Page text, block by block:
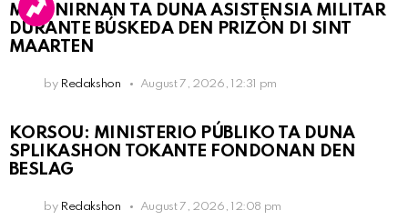
MARINIRNAN TA DUNA ASISTENSIA MILITAR
DURANTE BÚSKEDA DEN PRIZÒN DI SINT
MAARTEN
by Redakshon August 7, 2026, 12:31 pm
KORSOU: MINISTERIO PÚBLIKO TA DUNA
SPLIKASHON TOKANTE FONDONAN DEN
BESLAG
by Redakshon August 7, 2026, 12:08 pm